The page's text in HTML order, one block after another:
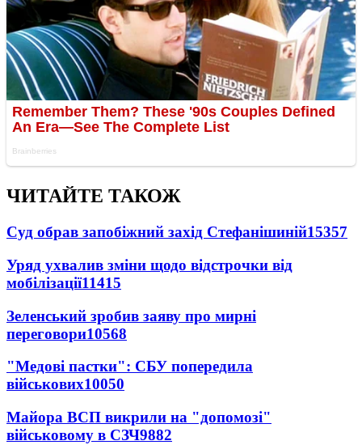
ЧИТАЙТЕ ТАКОЖ
Суд обрав запобіжний захід Стефанішиній15357
Уряд ухвалив зміни щодо відстрочки від
мобілізації11415
Зеленський зробив заяву про мирні
переговори10568
"Медові пастки": СБУ попередила
військових10050
Майора ВСП викрили на "допомозі"
військовому в СЗЧ9882